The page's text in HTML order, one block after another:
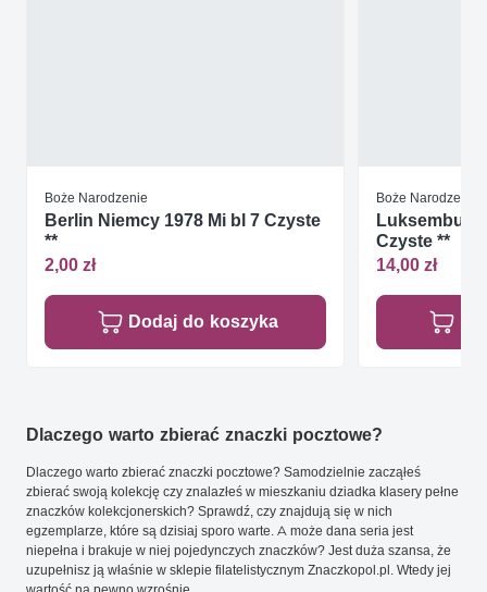
Boże Narodzenie
Berlin Niemcy 1978 Mi bl 7 Czyste
**
2,00 zł
Dodaj do koszyka
Boże Narodzenie
Luksemburg
Czyste **
14,00 zł
Dlaczego warto zbierać znaczki pocztowe?
Dlaczego warto zbierać znaczki pocztowe? Samodzielnie zacząłeś
zbierać swoją kolekcję czy znalazłeś w mieszkaniu dziadka klasery pełne
znaczków kolekcjonerskich? Sprawdź, czy znajdują się w nich
egzemplarze, które są dzisiaj sporo warte. A może dana seria jest
niepełna i brakuje w niej pojedynczych znaczków? Jest duża szansa, że
uzupełnisz ją właśnie w sklepie filatelistycznym Znaczkopol.pl. Wtedy jej